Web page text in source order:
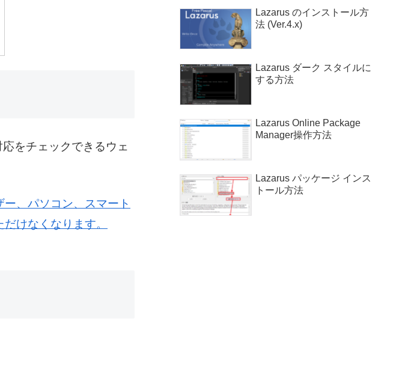
をチェックできるウェ
、パソコン、スマート
けなくなります。
Lazarus のインストール方
法 (Ver.4.x)
Lazarus ダーク スタイルに
する方法
Lazarus Online Package
Manager操作方法
Lazarus パッケージ インス
トール方法